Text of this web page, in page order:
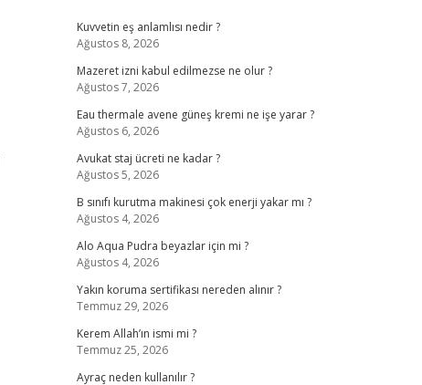
Kuvvetin eş anlamlısı nedir ?
Ağustos 8, 2026
Mazeret izni kabul edilmezse ne olur ?
Ağustos 7, 2026
Eau thermale avene güneş kremi ne işe yarar ?
Ağustos 6, 2026
Avukat staj ücreti ne kadar ?
Ağustos 5, 2026
B sınıfı kurutma makinesi çok enerji yakar mı ?
Ağustos 4, 2026
Alo Aqua Pudra beyazlar için mi ?
Ağustos 4, 2026
Yakın koruma sertifikası nereden alınır ?
Temmuz 29, 2026
Kerem Allah’ın ismi mi ?
Temmuz 25, 2026
Ayraç neden kullanılır ?